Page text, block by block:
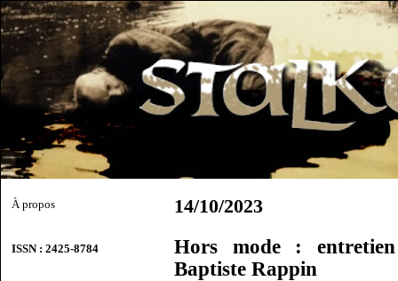
À propos
ISSN : 2425-8784
14/10/2023
Hors mode :
Baptiste Rappin